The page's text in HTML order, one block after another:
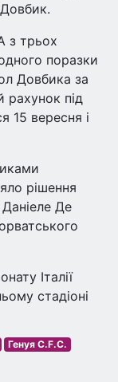
з трьох
поразки
Довбика за
рахунок під
15 вересня і
рішення
Де
Італії
стадіоні
Генуя C.F.C.